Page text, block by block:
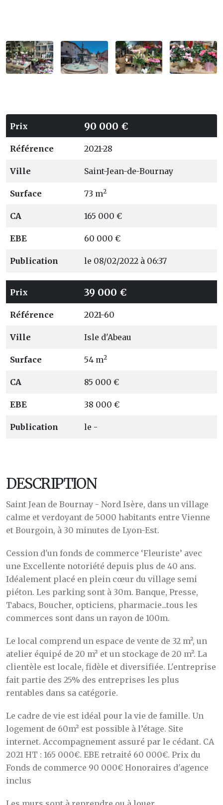
Prix 90 000 €
Référence 2021-28
Ville Saint-Jean-de-Bournay
Surface 73 m2
CA 165 000 €
EBE 60 000 €
Publication le 08/02/2022 à 06:37
Prix 39 000 €
Référence 2021-60
Ville Isle d'Abeau
Surface 54 m2
CA 85 000 €
EBE 38 000 €
Publication le -
DESCRIPTION
Saint Jean de Bournay - Nord Isère, dans un village
calme et verdoyant de 5000 habitants entre Vienne
et Bourgoin, à 30 minutes de Lyon-Est.
Cession d'un fonds de commerce ‘Fleuriste’ avec
une Excellente notoriété depuis plus de 40 ans.
Idéalement placé en plein cœur du village semi
piéton. Les parking sont à 30m. Banque, Presse,
Tabacs, Boucher, opticiens, pharmacie...tous les
commerces sont dans un rayon de 100m.
Le local comprend un espace de vente de 32 m², un
atelier équipé de 20 m² et un stockage de 20 m². La
clientèle est locale, fidèle et diversifiée. L'entreprise
fait partie des 25% des entreprises les plus
rentables dans sa catégorie.
Le cadre de vie est idéal pour la vie de famille. Un
logement de 60m² est possible à l’étage. Site
internet. Accompagnement assuré par le cédant. CA
2021 HT : 165 000€. EBE retraité 60 000€. Prix du
Fonds de commerce 90 000€ Honoraires d'agence
inclus